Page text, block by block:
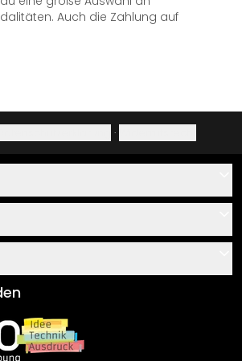
Auch die Zahlung auf
·